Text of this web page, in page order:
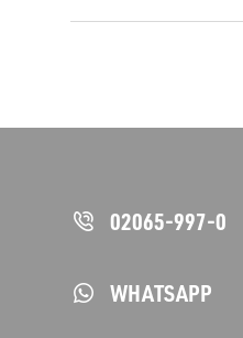
02065-997-0
WHATSAPP